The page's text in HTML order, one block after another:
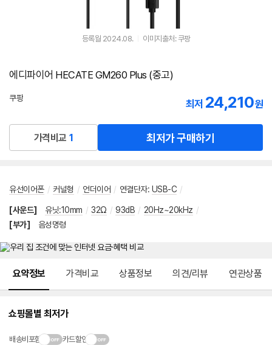
등록월 2024.08. 이미지출처: 쿠팡
에디파이어 HECATE GM260 Plus (중고)
쿠팡
최저 24,210원
가격비교 1 최저가 구매하기
유선이어폰 / 커널형 / 언더이어 / 연결단자: USB-C /
[사운드] 유닛:10mm / 32Ω / 93dB / 20Hz~20kHz /
[부가]
음성명령
요약정보 가격비교 상품정보 의견/리뷰 연관상품
쇼핑몰별 최저가
배송비포함 카드할인